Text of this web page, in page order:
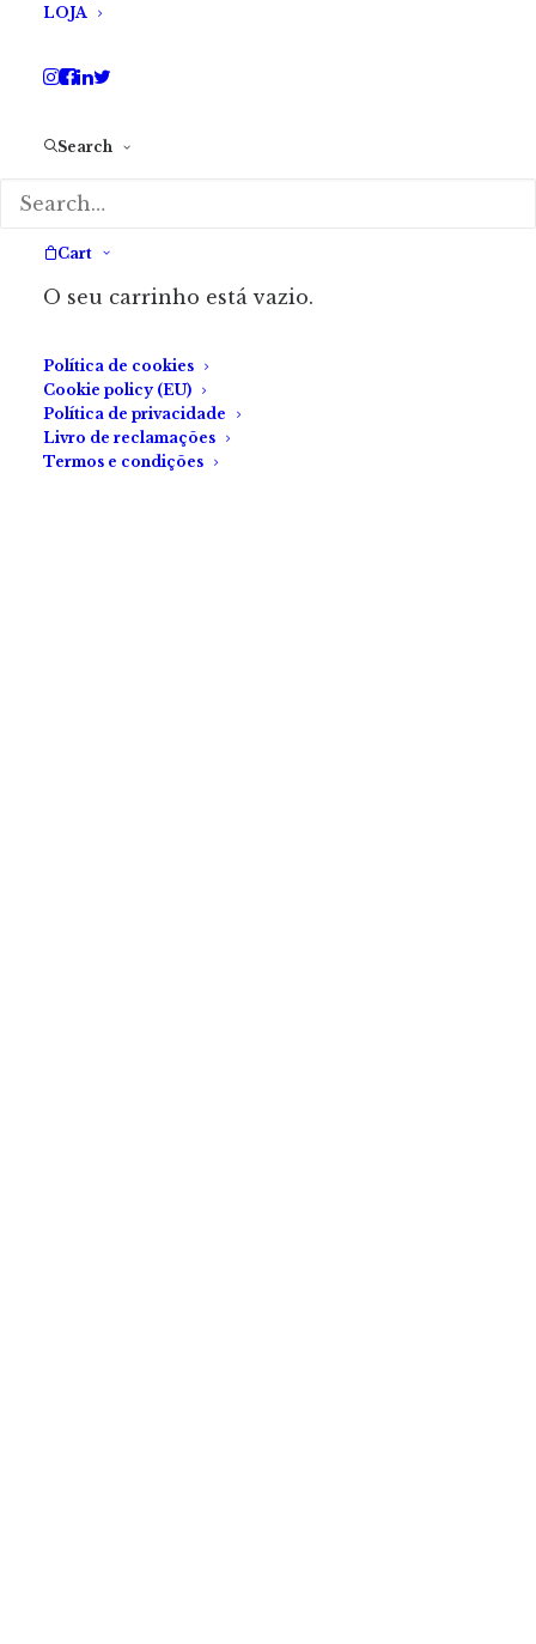
LOJA
Search
Cart
O seu carrinho está vazio.
Política de cookies
Cookie policy (EU)
Política de privacidade
Livro de reclamações
Termos e condições
Artigo
«Apostle», um filme de